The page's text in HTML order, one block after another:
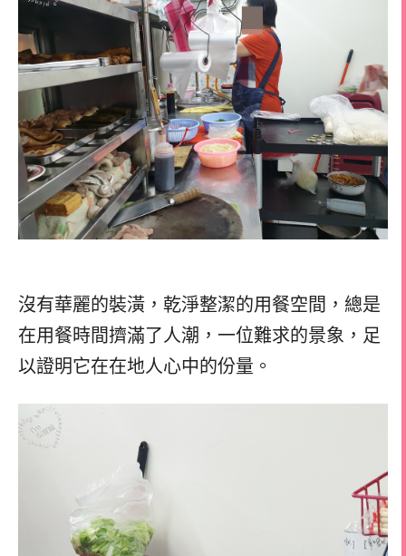
沒有華麗的裝潢，乾淨整潔的用餐空間，總是
在用餐時間擠滿了人潮，一位難求的景象，足
以證明它在在地人心中的份量。